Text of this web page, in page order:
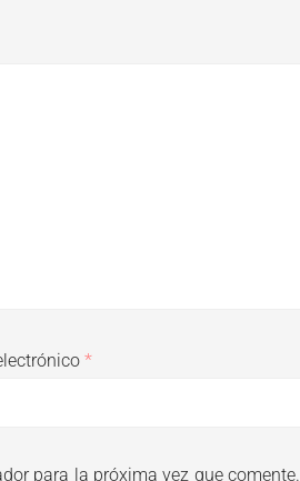
*
para la próxima vez que comente.